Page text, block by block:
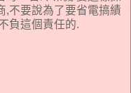
,不要說為了要省電搞績
負這個責任的.